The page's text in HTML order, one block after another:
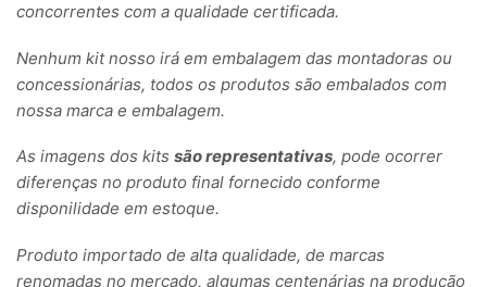
concorrentes com a qualidade certificada.
Nenhum kit nosso irá em embalagem das montadoras ou
concessionárias, todos os produtos são embalados com
nossa marca e embalagem.
As imagens dos kits são representativas, pode ocorrer
diferenças no produto final fornecido conforme
disponilidade em estoque.
Produto importado de alta qualidade, de marcas
renomadas no mercado, algumas centenárias na produção